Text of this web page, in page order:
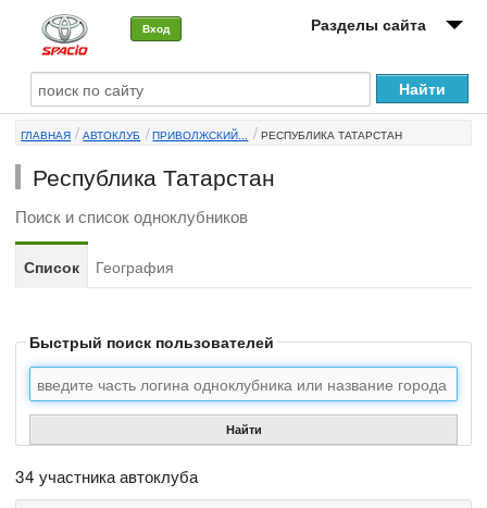
Вход Разделы сайта
О машине
Автоклуб
Форумы
Сервисы и услуги
ГЛАВНАЯ АВТОКЛУБ ПРИВОЛЖСКИЙ... РЕСПУБЛИКА ТАТАРСТАН
Республика Татарстан
Поиск и список одноклубников
Список География
Быстрый поиск пользователей
Найти
34 участника автоклуба